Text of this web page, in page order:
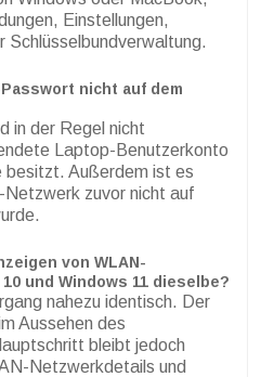
Einstellungen,
Schlüsselbundverwaltung.
Passwort nicht auf dem
in der Regel nicht
Laptop-Benutzerkonto
besitzt. Außerdem ist es
zuvor nicht auf
von WLAN-
und Windows 11 dieselbe?
nahezu identisch. Der
Aussehen des
bleibt jedoch
Netzwerkdetails und